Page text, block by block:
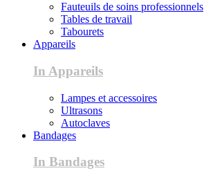
Fauteuils de soins professionnels
Tables de travail
Tabourets
Appareils
In Appareils
Lampes et accessoires
Ultrasons
Autoclaves
Bandages
In Bandages